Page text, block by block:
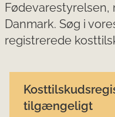
Fødevarestyrelsen,
Danmark. Søg i
registrerede
tilgængeligt